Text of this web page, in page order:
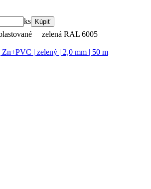
ks
Kúpiť
zelená RAL 6005
| zelený | 2,0 mm | 50 m